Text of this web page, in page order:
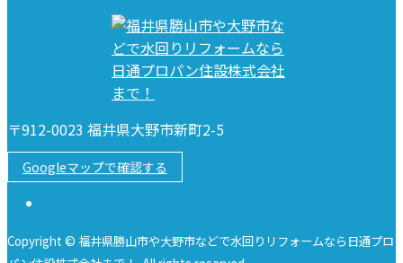
〒912-0023 福井県大野市新町2-5
Googleマップで確認する
Copyright © 福井県勝山市や大野市などで水回りリフォームなら日通プロ